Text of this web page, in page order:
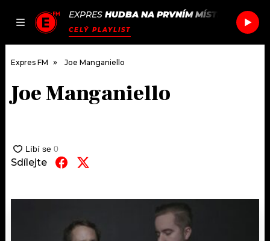
JAK
SEZNAM.CZ
EXPRES HUDBA NA PRVNÍM MÍSTĚ SHURA
CELÝ PLAYLIST
DOMŮ
AKTUÁLNĚ
PODCASTY
Expres FM Joe Manganiello
Joe Manganiello
Sdílejte